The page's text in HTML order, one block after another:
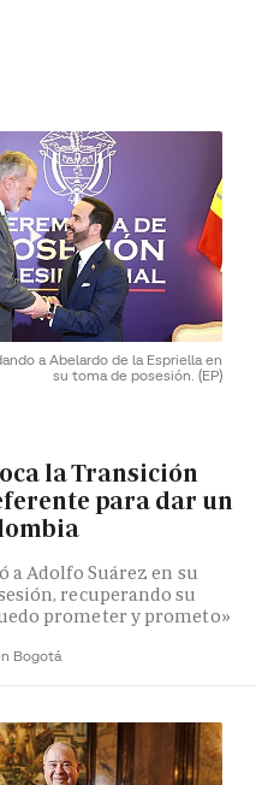
a Abelardo de la Espriella en
su toma de posesión. (EP)
la Transición
para dar un
a Adolfo Suárez en su
recuperando su
prometer y prometo»
Bogotá